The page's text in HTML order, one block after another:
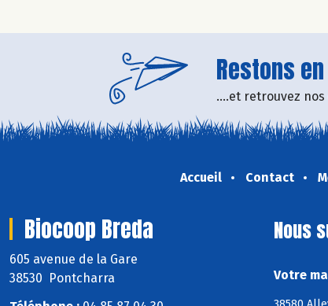
Restons
....et retrouvez
Accueil Contact
Biocoop Breda
605 avenue de la Gare
38530 Pontcharra
Nous
Votre